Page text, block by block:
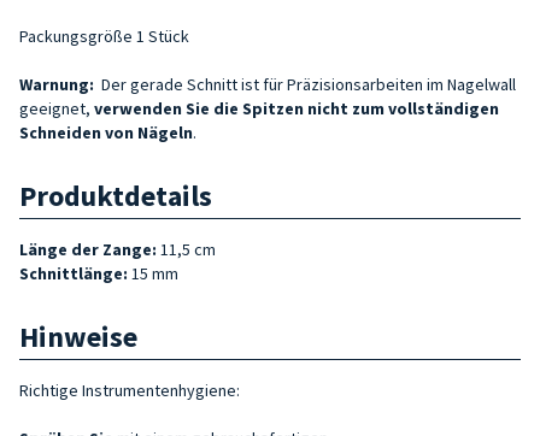
Packungsgröße 1 Stück
Warnung: Der gerade Schnitt ist für Präzisionsarbeiten im Nagelwall
geeignet, verwenden Sie die Spitzen nicht zum vollständigen
Schneiden von Nägeln.
Produktdetails
Länge der Zange: 11,5 cm
Schnittlänge: 15 mm
Hinweise
Richtige Instrumentenhygiene: